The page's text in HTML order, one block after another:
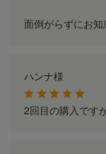
面倒がらずにお
ハンナ様
2回目の購入です